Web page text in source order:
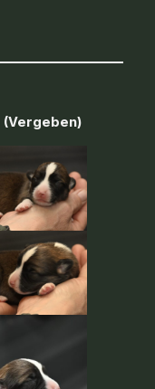
(Vergeben)